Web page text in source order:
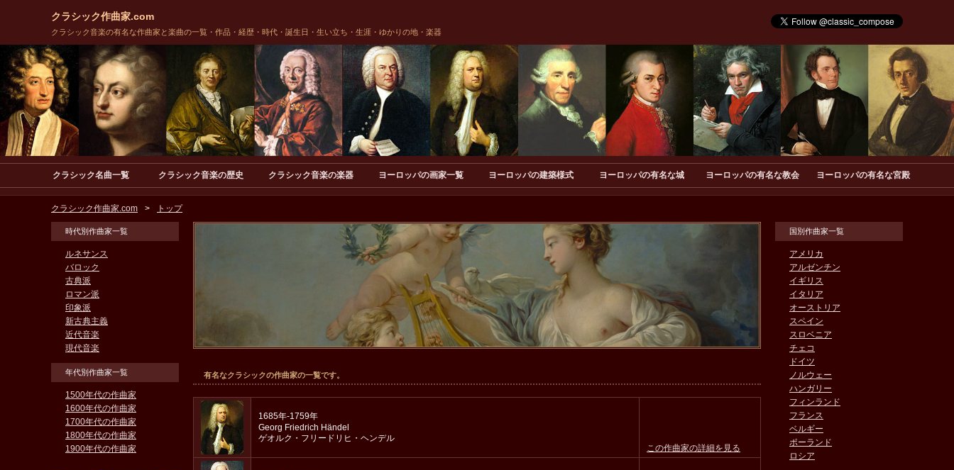
クラシック作曲家.com
クラシック音楽の有名な作曲家と楽曲の一覧・作品・経歴・時代・誕生日・生い立ち・生涯・ゆかりの地・楽器
クラシック名曲一覧 クラシック音楽の歴史 クラシック音楽の楽器 ヨーロッパの画家一覧 ヨーロッパの建築様式 ヨーロッパの有名な城 ヨーロッパの有名な教会 ヨーロッパの有名な宮殿
クラシック作曲家.com トップ
有名なクラシックの作曲家の一覧です。
1685年-1759年
Georg Friedrich Händel
ゲオルク・フリードリヒ・ヘンデル
この作曲家の詳細を見る
時代別作曲家一覧
ルネサンス
バロック
古典派
ロマン派
印象派
新古典主義
近代音楽
現代音楽
年代別作曲家一覧
1500年代の作曲家
1600年代の作曲家
1700年代の作曲家
1800年代の作曲家
1900年代の作曲家
国別作曲家一覧
アメリカ
アルゼンチン
イギリス
イタリア
オーストリア
スペイン
スロベニア
チェコ
ドイツ
ノルウェー
ハンガリー
フィンランド
フランス
ベルギー
ポーランド
ロシア